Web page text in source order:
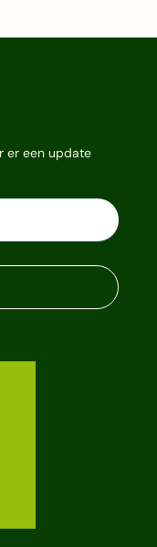
er een update